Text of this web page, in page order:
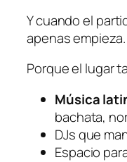
Y cuando el
apenas empieza.
Porque el lugar
Música
bachata,
DJs que
Espacio